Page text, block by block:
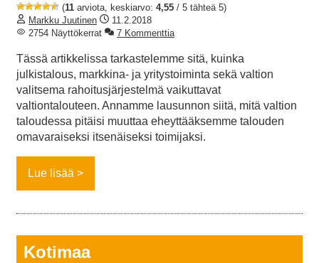
(11 arviota, keskiarvo: 4,55 / 5 tähteä 5)
Markku Juutinen
11.2.2018
2754 Näyttökerrat
7 Kommenttia
Tässä artikkelissa tarkastelemme sitä, kuinka
julkistalous, markkina- ja yritystoiminta sekä valtion
valitsema rahoitusjärjestelmä vaikuttavat
valtiontalouteen. Annamme lausunnon siitä, mitä valtion
taloudessa pitäisi muuttaa eheyttääksemme talouden
omavaraiseksi itsenäiseksi toimijaksi.
Lue lisää
Kotimaa